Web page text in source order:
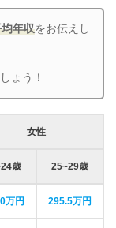
年収をお伝えし
ょう！
女性
歳 25~29歳
万円 295.5万円